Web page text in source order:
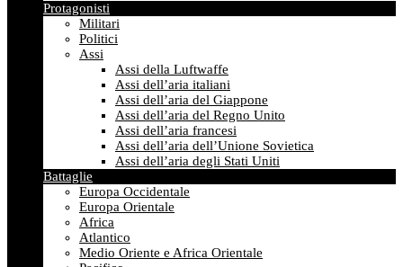
Protagonisti
Militari
Politici
Assi
Assi della Luftwaffe
Assi dell’aria italiani
Assi dell’aria del Giappone
Assi dell’aria del Regno Unito
Assi dell’aria francesi
Assi dell’aria dell’Unione Sovietica
Assi dell’aria degli Stati Uniti
Battaglie
Europa Occidentale
Europa Orientale
Africa
Atlantico
Medio Oriente e Africa Orientale